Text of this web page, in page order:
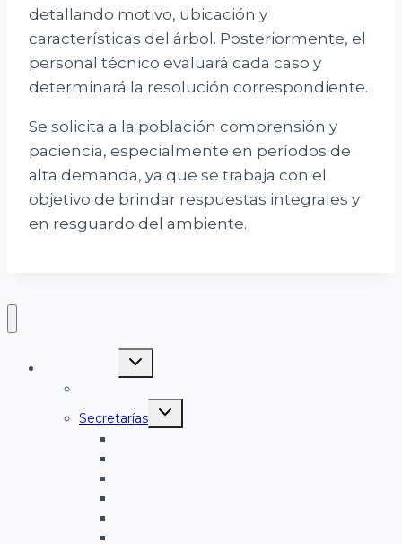
detallando motivo, ubicación y
características del árbol. Posteriormente, el
personal técnico evaluará cada caso y
determinará la resolución correspondiente.
Se solicita a la población comprensión y
paciencia, especialmente en períodos de
alta demanda, ya que se trabaja con el
objetivo de brindar respuestas integrales y
en resguardo del ambiente.
Alternar
Secretarías
Alternar